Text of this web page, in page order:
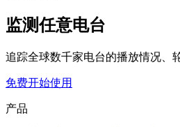
监测任意电台
追踪全球数千家电台的播放情况、
免费开始使用
产品